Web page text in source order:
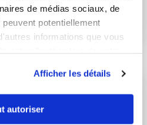
de médias sociaux, de
potentiellement
informations que vous
Afficher les détails
autoriser
Flan à la parisienne
de Ginette